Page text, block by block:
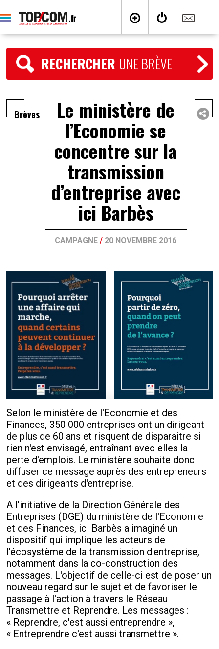
RECHERCHER UNE BRÈVE
Brèves Le ministère de
l’Economie se
concentre sur la
transmission
d’entreprise avec
ici Barbès
CAMPAGNE / 20 NOVEMBRE 2016
Selon le ministère de l'Economie et des
Finances, 350 000 entreprises ont un dirigeant
de plus de 60 ans et risquent de disparaitre si
rien n'est envisagé, entraînant avec elles la
perte d'emplois. Le ministère souhaite donc
diffuser ce message auprès des entrepreneurs
et des dirigeants d'entreprise.
A l'initiative de la Direction Générale des
Entreprises (DGE) du ministère de l'Economie
et des Finances, ici Barbès a imaginé un
dispositif qui implique les acteurs de
l'écosystème de la transmission d'entreprise,
notamment dans la co-construction des
messages. L'objectif de celle-ci est de poser un
nouveau regard sur le sujet et de favoriser le
passage à l'action à travers le Réseau
Transmettre et Reprendre. Les messages :
« Reprendre, c'est aussi entreprendre »,
« Entreprendre c'est aussi transmettre ».